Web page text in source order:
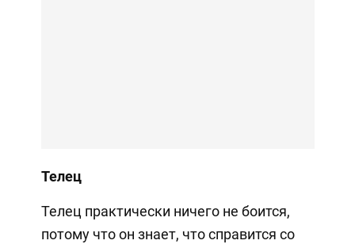
Телец
Телец практически ничего не боится,
потому что он знает, что справится со